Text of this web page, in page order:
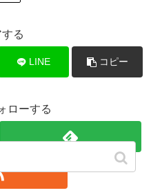
る
LINE コピー
ローする